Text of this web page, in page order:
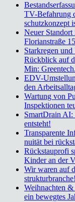
TV-Befah­rung
schutz­kon­zept
Neu­er
Flo­ri­an­stra­ße
Stark­re­gen
Rück­blick auf
Min:
EDV-
den
War­tung von
Inspek­tio­nen
Smart­Drain AI:
ent­steht!
Trans­pa­ren­te
nui­tät bei
Rück­stau­pro­fi
Kin­der an der
Wir waren auf
struk­tur­bran­che!
Weih­nach­ten
ein beweg­tes